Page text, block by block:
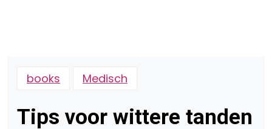
books Medisch
Tips voor wittere tanden